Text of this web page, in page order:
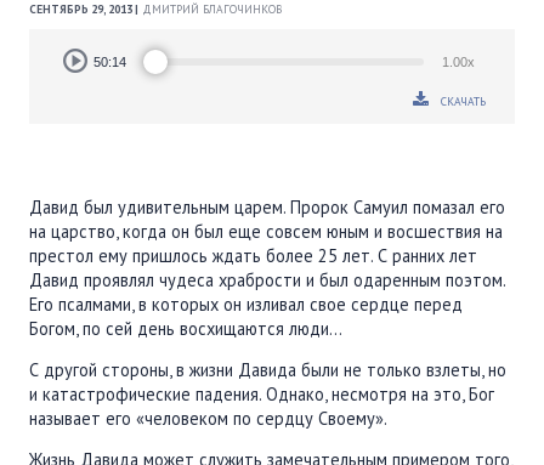
ПРИСОЕДИНИТЬСЯ
ПОДДЕРЖАТЬ
ВРЕМЯ|ДЕНЬГИ
СЕНТЯБРЬ 29, 2013 | ДМИТРИЙ БЛАГОЧИНКОВ
Audio
Player50:14 1.00x
СКАЧАТЬ
Давид был удивительным царем. Пророк Самуил помазал его
на царство, когда он был еще совсем юным и восшествия на
престол ему пришлось ждать более 25 лет. С ранних лет
Давид проявлял чудеса храбрости и был одаренным поэтом.
Его псалмами, в которых он изливал свое сердце перед
Богом, по сей день восхищаются люди...
С другой стороны, в жизни Давида были не только взлеты, но
и катастрофические падения. Однако, несмотря на это, Бог
называет его «человеком по сердцу Своему».
Жизнь Давида может служить замечательным примером того,